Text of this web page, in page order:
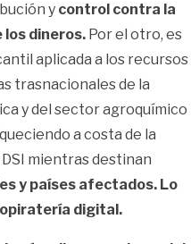
y control contra la
los dineros. Por el otro, es
aplicada a los recursos
trasnacionales de la
y del sector agroquímico
a costa de la
mientras destinan
y países afectados. Lo
digital.